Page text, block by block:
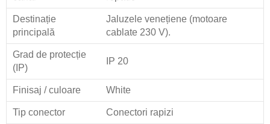
Destinație
principală
Jaluzele venețiene (motoare
cablate 230 V).
Grad de protecție
(IP)
IP 20
Finisaj / culoare White
Tip conector Conectori rapizi